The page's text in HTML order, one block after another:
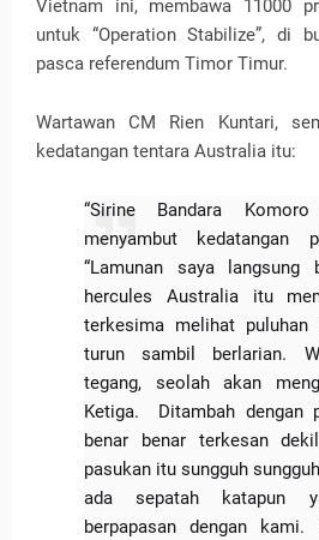
Vietnam ini, membawa 11000
untuk “Operation Stabilize”, di
pasca referendum Timor Timur.
Wartawan CM Rien Kuntari,
kedatangan tentara Australia itu:
“Sirine Bandara
menyambut kedatangan
“Lamunan saya langsung
hercules Australia itu
terkesima melihat
turun sambil berlarian.
tegang, seolah akan
Ketiga. Ditambah dengan
benar benar terkesan
pasukan itu sungguh
ada sepatah katapun
berpapasan dengan